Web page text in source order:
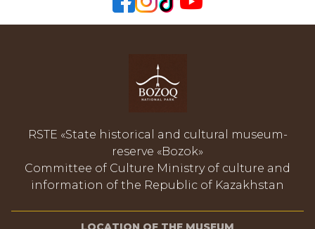
RSTE «State historical and cultural museum-
reserve «Bozok»
Committee of Culture Ministry of culture and
information of the Republic of Kazakhstan